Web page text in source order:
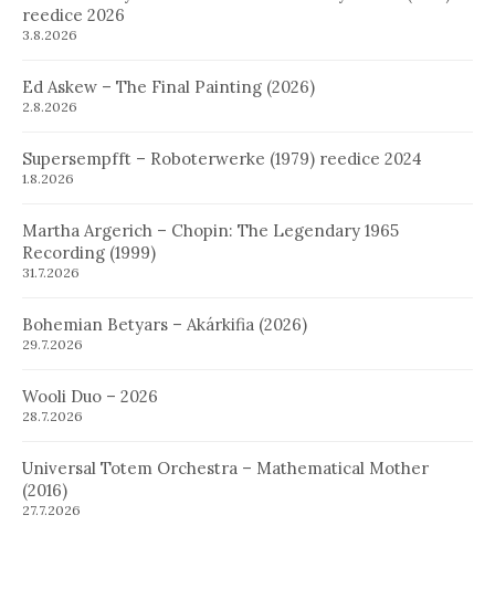
reedice 2026
3.8.2026
Ed Askew – The Final Painting (2026)
2.8.2026
Supersempfft – Roboterwerke (1979) reedice 2024
1.8.2026
Martha Argerich – Chopin: The Legendary 1965
Recording (1999)
31.7.2026
Bohemian Betyars – Akárkifia (2026)
29.7.2026
Wooli Duo – 2026
28.7.2026
Universal Totem Orchestra – Mathematical Mother
(2016)
27.7.2026